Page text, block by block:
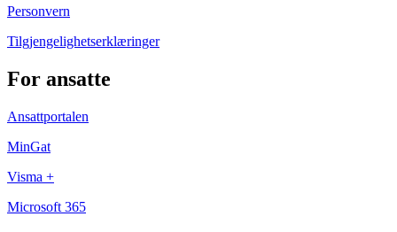
Personvern
Tilgjengelighetserklæringer
For ansatte
Ansattportalen
MinGat
Visma +
Microsoft 365